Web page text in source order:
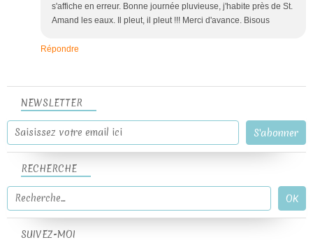
s'affiche en erreur. Bonne journée pluvieuse, j'habite près de St.
Amand les eaux. Il pleut, il pleut !!! Merci d'avance. Bisous
Répondre
NEWSLETTER
SUIVEZ-MOI
RECHERCHE